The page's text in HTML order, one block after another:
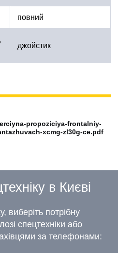
повний
джойстик
propoziciya-frontalniy-
xcmg-zl30g-ce.pdf
в Києві
виберіть потрібну
спецтехніки або
за телефонами: